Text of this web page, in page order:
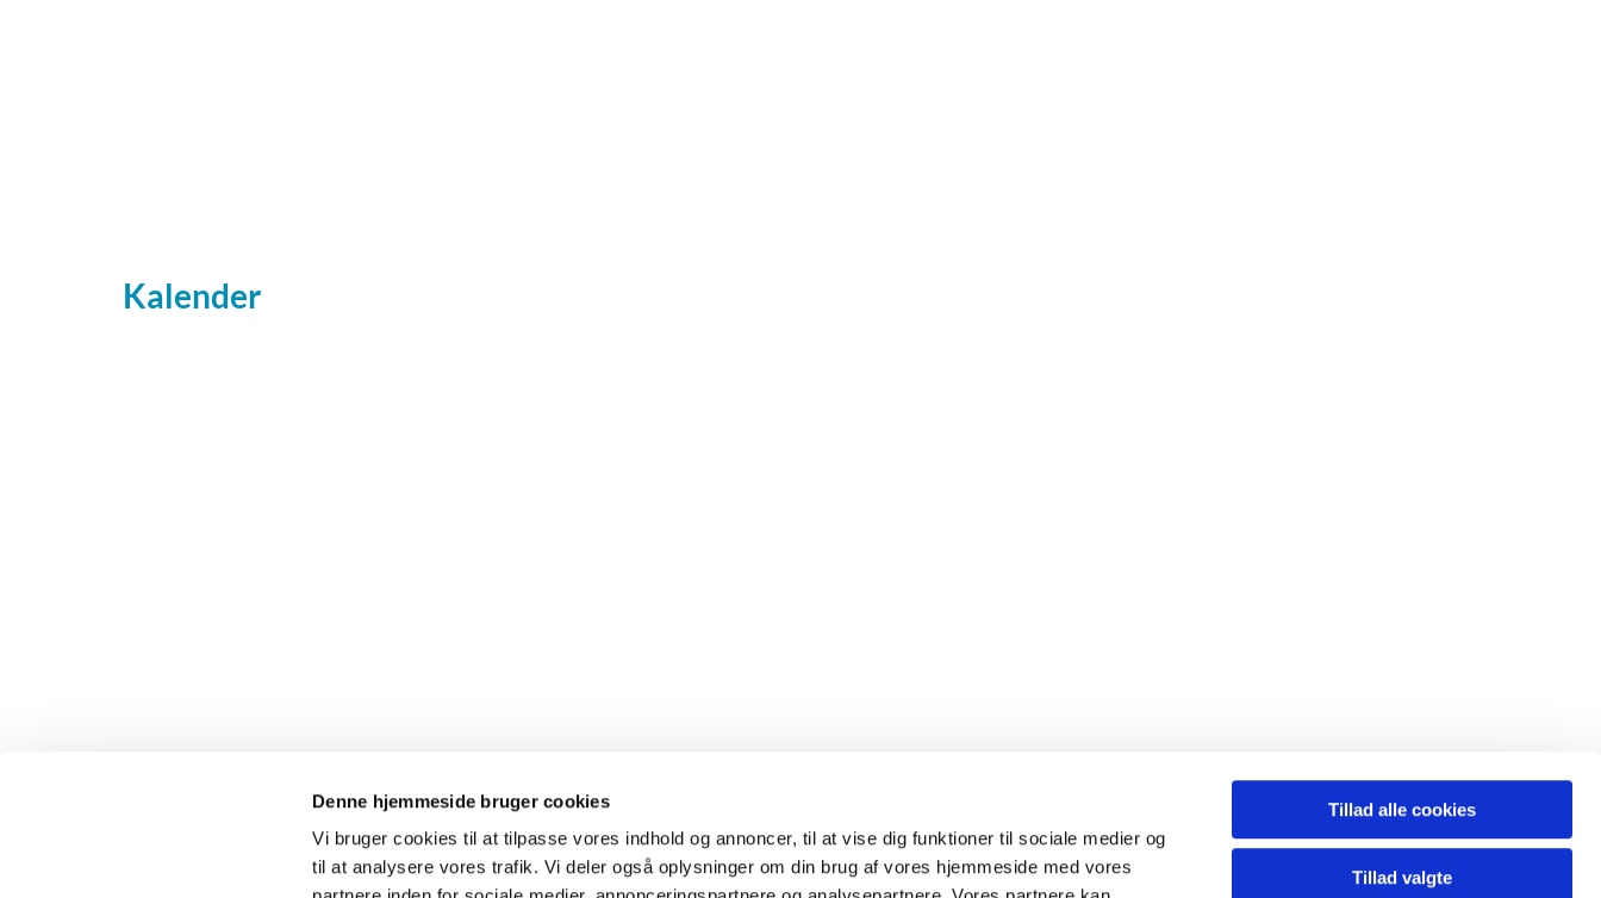
Denne hjemmeside bruger cookies
Vi bruger cookies til at tilpasse vores indhold og annoncer, til at vise dig funktioner til sociale medier og
til at analysere vores trafik. Vi deler også oplysninger om din brug af vores hjemmeside med vores
Tillad alle cookies
Tillad valgte
Kalender